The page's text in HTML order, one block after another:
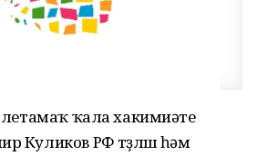
ҡала хакимиәте
Куликов РФ төҙөлөш һәм